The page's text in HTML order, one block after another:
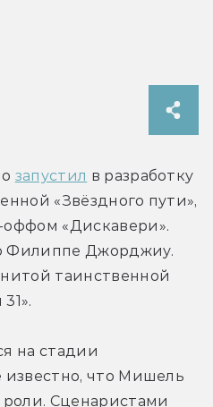
запустил в разработку
«Звёздного пути»,
«Дискавери».
Филиппе Джорджиу.
таинственной
на стадии
известно, что Мишель
роли. Сценаристами